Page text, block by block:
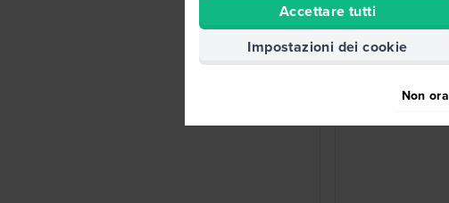
Accettare tutti
Impostazioni dei cookie
Non ora